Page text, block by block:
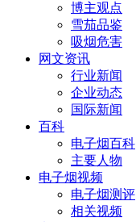
博主观点
雪茄品鉴
吸烟危害
网文资讯
行业新闻
企业动态
国际新闻
百科
电子烟百科
主要人物
电子烟视频
电子烟测评
相关视频